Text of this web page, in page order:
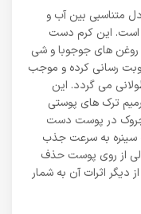
متناسبی بین آب و
است. این کرم دست
روغن های جوجوبا و شی
رسانی کرده و موجب
می گردد. این
ترک های پوستی
چروک در پوست دست
سینره به سرعت جذب
از روی پوست حذف
اثرات آن به شمار